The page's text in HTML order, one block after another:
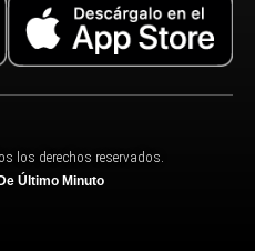
los derechos reservados.
Último Minuto